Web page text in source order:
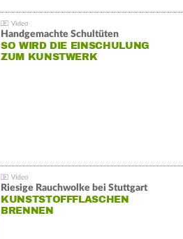
Handgemachte Schultüten
SO WIRD DIE EINSCHULUNG
ZUM KUNSTWERK
Riesige Rauchwolke bei Stuttgart
KUNSTSTOFFFLASCHEN
BRENNEN